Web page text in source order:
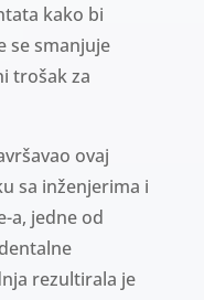
kako bi
se smanjuje
trošak za
ovaj
sa inženjerima i
a, jedne od
rezultirala je